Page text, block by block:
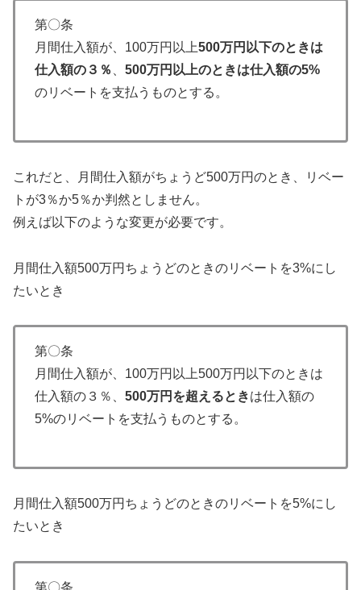
第〇条
月間仕入額が、100万円以上500万円以下のときは
仕入額の３％
500万円以上のときは仕入額の5%
のリベートを支払うものとする。
これだと、月間仕入額がちょうど500万円のとき、リベー
トが3％か5％か判然としません。
例えば以下のような変更が必要です。
月間仕入額500万円ちょうどのときのリベートを3%にし
たいとき
第〇条
月間仕入額が、100万円以上500万円以下のときは
仕入額の３％、 500万円を超えるときは仕入額の
5%のリベートを支払うものとする。
月間仕入額500万円ちょうどのときのリベートを5%にし
たいとき
第〇条